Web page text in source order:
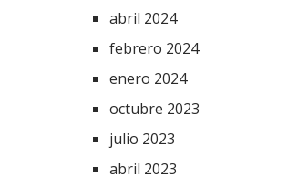
abril 2024
febrero 2024
enero 2024
octubre 2023
julio 2023
abril 2023